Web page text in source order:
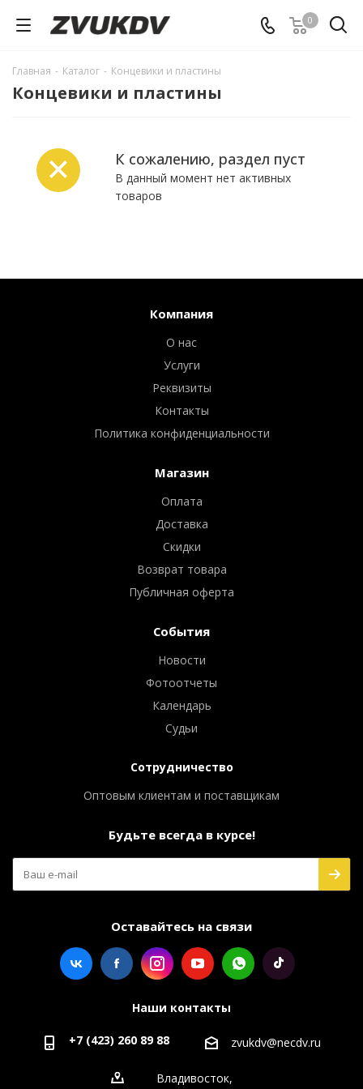
0
Главная - Каталог - Концевики и пластины
Концевики и пластины
К сожалению, раздел пуст
В данный момент нет активных
товаров
Компания
О нас
Услуги
Реквизиты
Контакты
Политика конфиденциальности
Магазин
Оплата
Доставка
Скидки
Возврат товара
Публичная оферта
События
Новости
Фотоотчеты
Календарь
Судьи
Сотрудничество
Оптовым клиентам и поставщикам
Будьте всегда в курсе!
Оставайтесь на связи
Наши контакты
+7 (423) 260 89 88 zvukdv@necdv.ru
Владивосток,